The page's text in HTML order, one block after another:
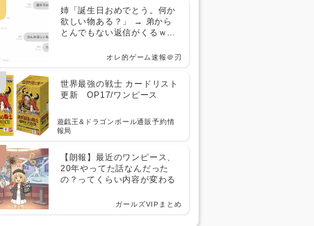
姉「誕生日おめでとう。何か
欲しい物ある？」 → 弟から
とんでもない返信がくるｗｗ
オレ的ゲーム速報＠刃
世界最強の戦士 カードリスト
更新 OP17/ワンピース
遊戯王&ドラゴンボール通販予約情
報局
【朗報】最近のワンピース、
20年やってた話なんだった
の？ってくらい内容が変わる
ガールズVIPまとめ